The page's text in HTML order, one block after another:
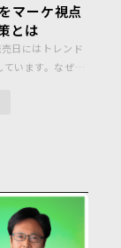
マーケ視点
とは
日にはトレンド
います。なぜ30
のか。ファンを